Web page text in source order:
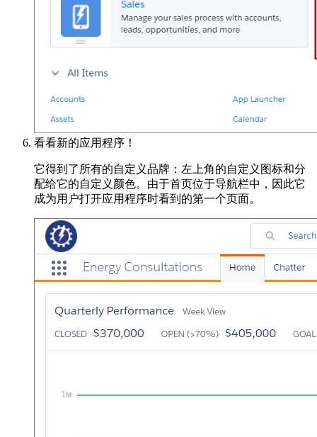
看看新的应用程序！
它得到了所有的自定义品牌：左上角的自定义图标和分
配给它的自定义颜色。由于首页位于导航栏中，因此它
成为用户打开应用程序时看到的第一个页面。